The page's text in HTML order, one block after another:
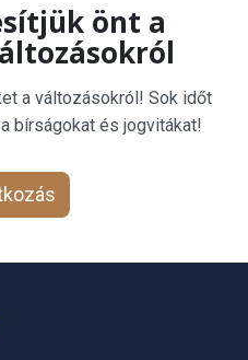
önt a
a változásokról! Sok időt
bírságokat és jogvitákat!